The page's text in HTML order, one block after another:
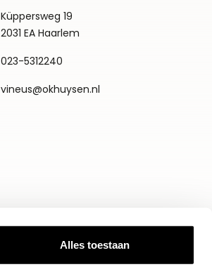
Alles toestaan
Küppersweg 19
2031 EA Haarlem
023-5312240
vineus@okhuysen.nl